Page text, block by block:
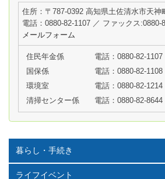
住所：〒787-0392 高知県土佐清水市天神
電話：0880-82-1107 ／ ファックス:0880-
メールフォーム
住民年金係
電話：0880-82-1107
国保係
電話：0880-82-1108
環境室
電話：0880-82-1214
清掃センター係
電話：0880-82-8644
暮らし・手続き
ライフイベント